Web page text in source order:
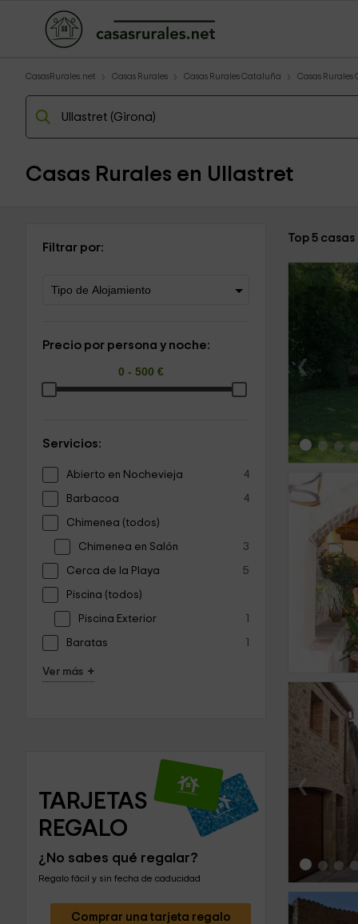
CasasRurales.net Casas Rurales Casas Rurales Cataluña Casas Rurales
Casas Rurales en Ullastret
Filtrar por:
Precio por persona y noche:
Servicios:
Abierto en Nochevieja 4
Barbacoa 4
Chimenea (todos)
Chimenea en Salón 3
Cerca de la Playa 5
Piscina (todos)
Piscina Exterior 1
Baratas 1
Ver más +
TARJETAS
REGALO
¿No sabes qué regalar?
Regalo fácil y sin fecha de caducidad
Comprar una tarjeta regalo
Top 5
‹
‹